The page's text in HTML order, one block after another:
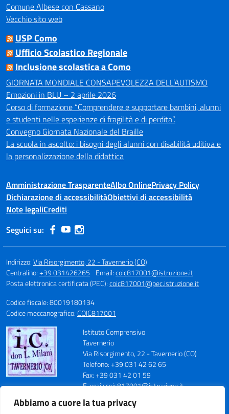
Abbiamo a cuore la tua privacy
Comune Albese con Cassano
Vecchio sito web
USP Como
Ufficio Scolastico Regionale
Inclusione scolastica a Como
GIORNATA MONDIALE CONSAPEVOLEZZA DELL’AUTISMO
Emozioni in BLU – 2 aprile 2026
Corso di formazione “Comprendere e supportare bambini, alunni
e studenti nelle esperienze di fragilità e di perdita”.
Convegno Giornata Nazionale del Braille
La scuola in ascolto: i bisogni degli alunni con disabilità uditiva e
la personalizzazione della didattica
Amministrazione TrasparenteAlbo OnlinePrivacy Policy
Dichiarazione di accessibilitàObiettivi di accessibilità
Note legaliCrediti
Seguici su:
Indirizzo:Via Risorgimento, 22 - Tavernerio (CO)
Centralino:+39 031426265 Email:coic817001@istruzione.it
Posta elettronica certificata (PEC):coic817001@pec.istruzione.it
Codice fiscale: 80019180134
Codice meccanografico:COIC817001
Istituto Comprensivo
Tavernerio
Via Risorgimento, 22 - Tavernerio (CO)
Telefono: +39 031 42 62 65
Fax: +39 031 42 01 59
E-mail: coic817001@istruzione.it
Codice Meccanografico: COIC817001